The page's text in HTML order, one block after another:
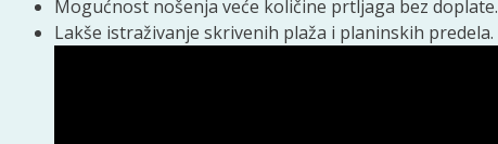
Mogućnost nošenja veće količine prtljaga bez doplate.
Lakše istraživanje skrivenih plaža i planinskih predela.